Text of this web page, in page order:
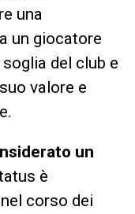
una
un giocatore
del club e
valore e
un
è
corso dei